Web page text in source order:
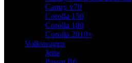
Camry v70
Corolla 150
Corolla 180
Corolla 2019+
Volkswagen
Jetta